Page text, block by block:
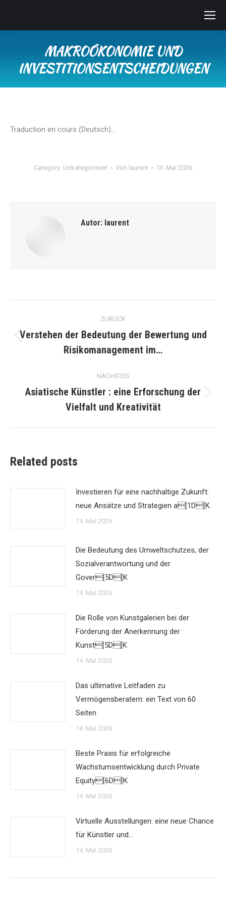
MAKROÖKONOMIE UND
INVESTITIONSENTSCHEIDUNGEN
Traduction en cours (Deutsch)…
Category: Unkategorisiert Von laurent 13. Mai 2026
Autor: laurent
Kommentarnavigation
ZURÜCK
Vorheriger
Beitrag:
Verstehen der Bedeutung der Bewertung und
Risikomanagement im…
NÄCHSTES
Beitrag:
Asiatische Künstler : eine Erforschung der
Vielfalt und Kreativität
Related posts
Investieren für eine nachhaltige Zukunft:
neue Ansätze und Strategien a[1D[K
14. Mai 2026
Die Bedeutung des Umweltschutzes, der
Sozialverantwortung und der
Gover[5D[K
14. Mai 2026
Die Rolle von Kunstgalerien bei der
Förderung der Anerkennung der
Kunst[5D[K
14. Mai 2026
Das ultimative Leitfaden zu
Vermögensberatern: ein Text von 60
Seiten
14. Mai 2026
Beste Praxis für erfolgreiche
Wachstumsentwicklung durch Private
Equity[6D[K
14. Mai 2026
Virtuelle Ausstellungen: eine neue Chance
für Künstler und…
14. Mai 2026